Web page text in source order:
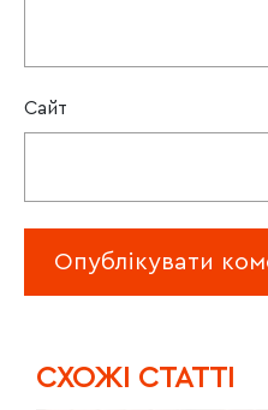
Сайт
CХОЖІ СТАТТІ